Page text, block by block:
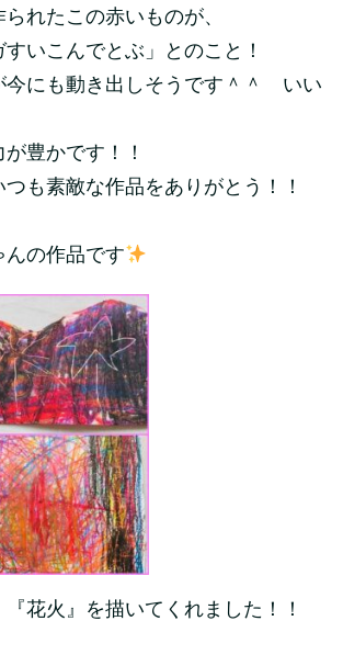
れたこの赤いものが、
すいこんでとぶ」とのこと！
今にも動き出しそうです＾＾ いい
豊かです！！
も素敵な作品をありがとう！！
の作品です
花火』を描いてくれました！！